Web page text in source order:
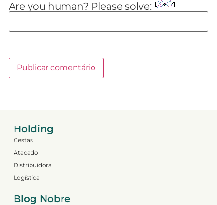
Are you human? Please solve:
Holding
Cestas
Atacado
Distribuidora
Logística
Blog Nobre